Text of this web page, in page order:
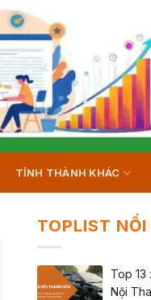
TỈNH THÀNH KHÁC
TOPLIST
Top 13
Nội